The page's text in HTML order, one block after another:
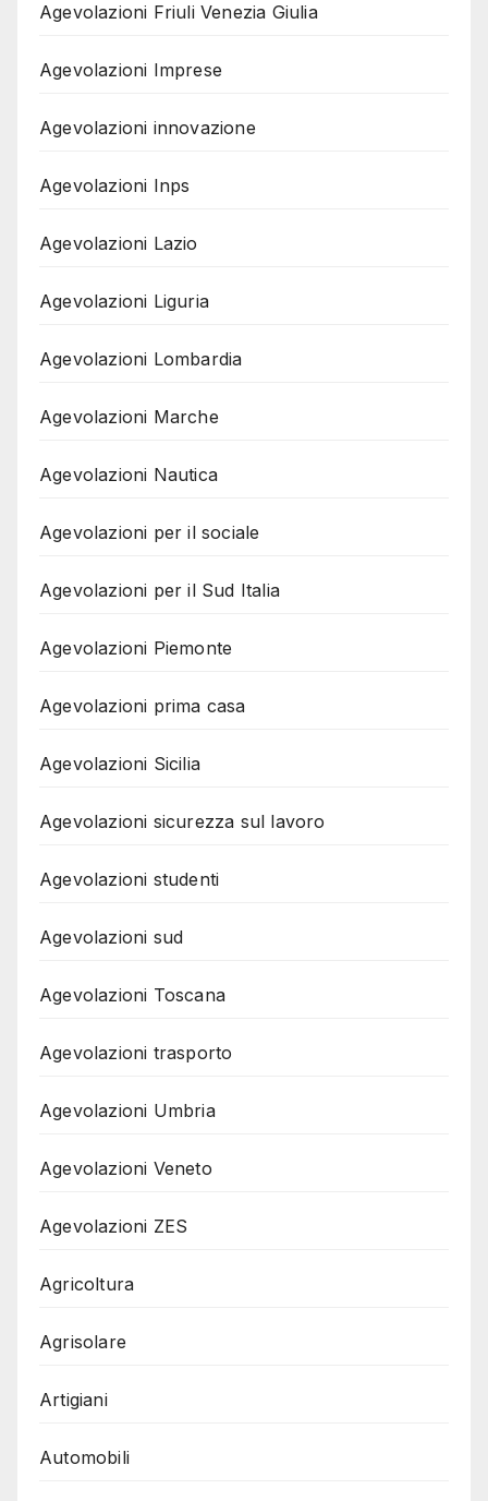
Agevolazioni Friuli Venezia Giulia
Agevolazioni Imprese
Agevolazioni innovazione
Agevolazioni Inps
Agevolazioni Lazio
Agevolazioni Liguria
Agevolazioni Lombardia
Agevolazioni Marche
Agevolazioni Nautica
Agevolazioni per il sociale
Agevolazioni per il Sud Italia
Agevolazioni Piemonte
Agevolazioni prima casa
Agevolazioni Sicilia
Agevolazioni sicurezza sul lavoro
Agevolazioni studenti
Agevolazioni sud
Agevolazioni Toscana
Agevolazioni trasporto
Agevolazioni Umbria
Agevolazioni Veneto
Agevolazioni ZES
Agricoltura
Agrisolare
Artigiani
Automobili